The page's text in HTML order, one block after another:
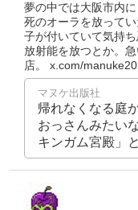
夢の中では大阪市内
死のオーラを放って
子が付いていて気持
放射能を放つとか。
店。 x.com/
マヌケ出版社
帰れなくなる庭
おっさんみたい
キンガム宮殿」